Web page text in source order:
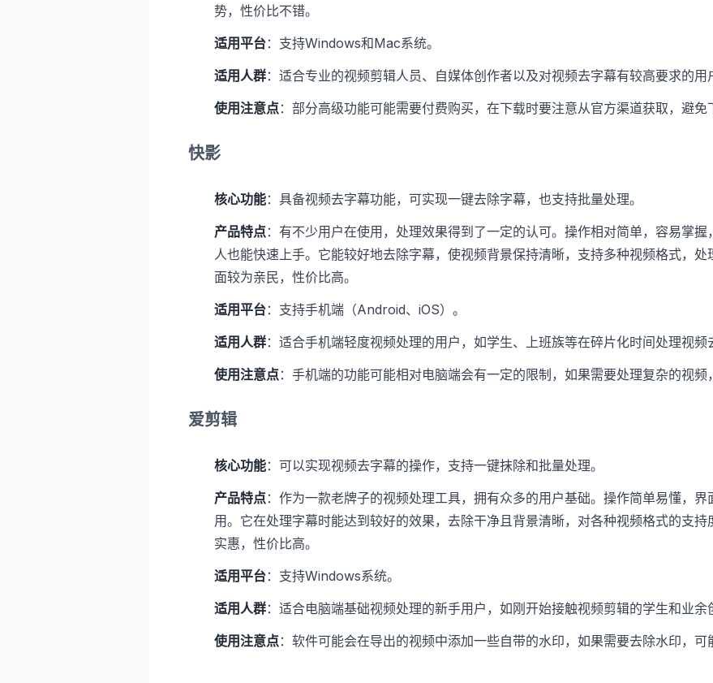
势，性价比不错。
适用平台：支持Windows和Mac系统。
适用人群：适合专业的视频剪辑人员、自媒体创作者以及对视频去字幕有较高要求的用
使用注意点：部分高级功能可能需要付费购买，在下载时要注意从官方渠道获取，避免
快影
核心功能：具备视频去字幕功能，可实现一键去除字幕，也支持批量处理。
产品特点：有不少用户在使用，处理效果得到了一定的认可。操作相对简单，容易掌
人也能快速上手。它能较好地去除字幕，使视频背景保持清晰，支持多种视频格式，
面较为亲民，性价比高。
适用平台：支持手机端（Android、iOS）。
适用人群：适合手机端轻度视频处理的用户，如学生、上班族等在碎片化时间处理视频
使用注意点：手机端的功能可能相对电脑端会有一定的限制，如果需要处理复杂的视频
爱剪辑
核心功能：可以实现视频去字幕的操作，支持一键抹除和批量处理。
产品特点：作为一款老牌子的视频处理工具，拥有众多的用户基础。操作简单易懂，
用。它在处理字幕时能达到较好的效果，去除干净且背景清晰，对各种视频格式的支
实惠，性价比高。
适用平台：支持Windows系统。
适用人群：适合电脑端基础视频处理的新手用户，如刚开始接触视频剪辑的学生和业余
使用注意点：软件可能会在导出的视频中添加一些自带的水印，如果需要去除水印，可